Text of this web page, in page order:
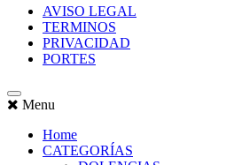
AVISO LEGAL
TERMINOS
PRIVACIDAD
PORTES
Menu
Home
CATEGORÍAS